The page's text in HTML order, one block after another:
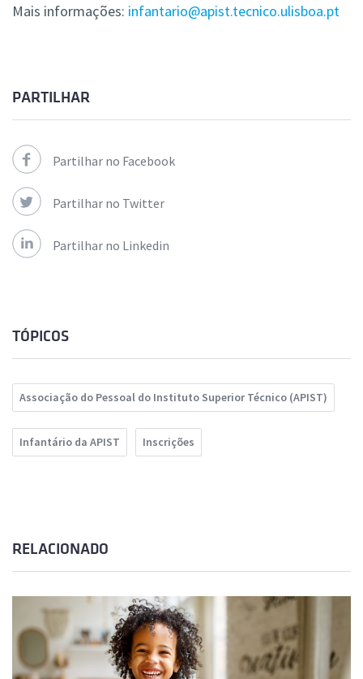
Mais informações: infantario@apist.tecnico.ulisboa.pt
PARTILHAR
Partilhar no Facebook
Partilhar no Twitter
Partilhar no Linkedin
TÓPICOS
Associação do Pessoal do Instituto Superior Técnico (APIST)
Infantário da APIST Inscrições
RELACIONADO